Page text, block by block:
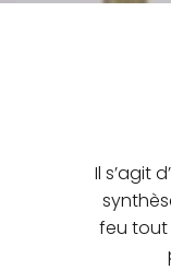
Il s’agit
feu tout